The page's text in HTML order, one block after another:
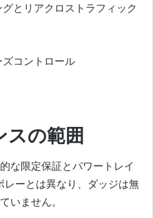
とリアクロストラフィック
コントロール
スの範囲
な限定保証とパワートレイ
レーとは異なり、ダッジは無
いません。